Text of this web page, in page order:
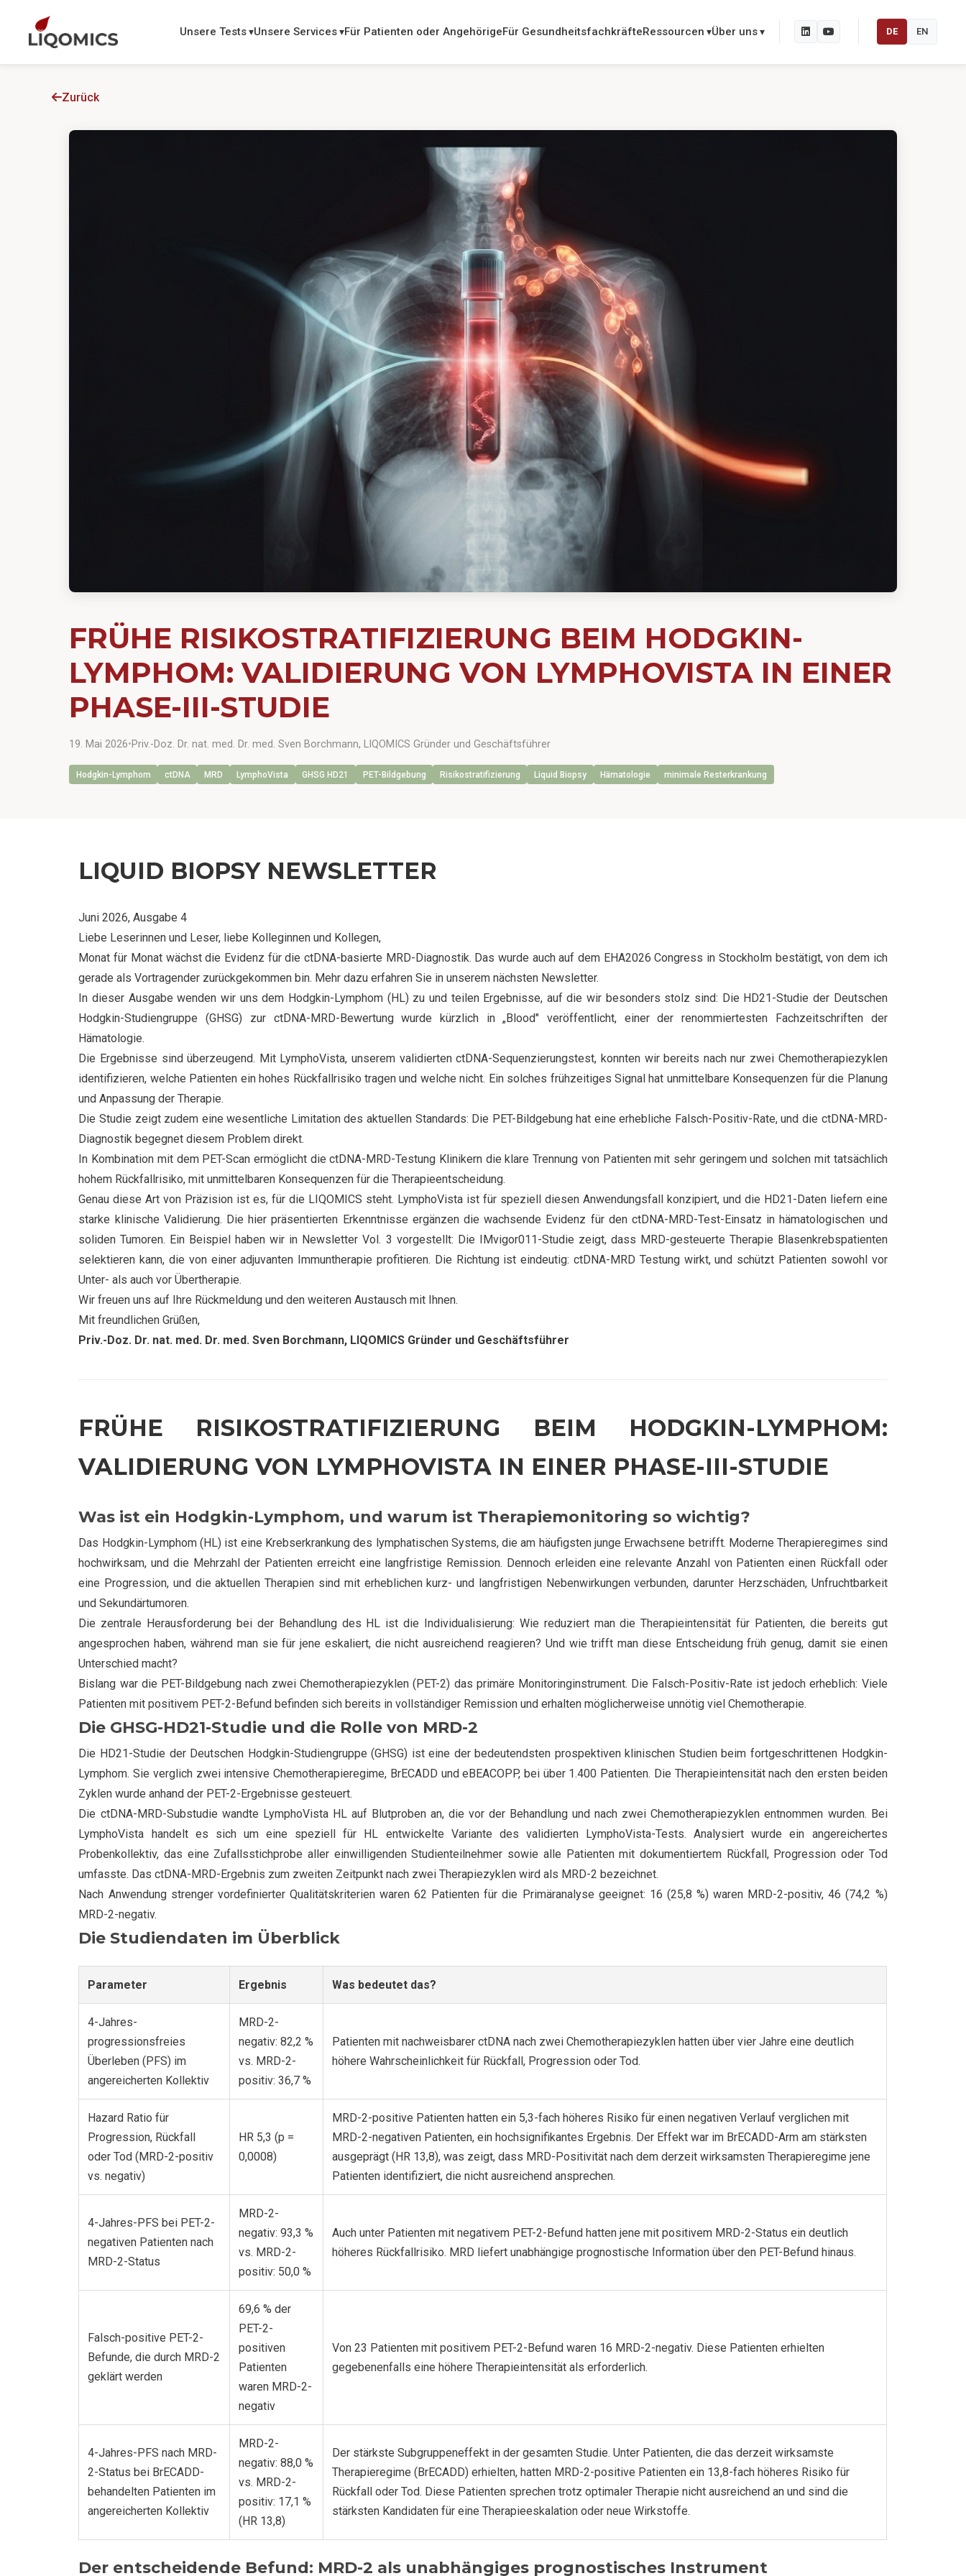
Unsere Tests Unsere Services Für Patienten oder AngehörigeFür GesundheitsfachkräfteRessourcen Über uns DE EN
Zurück
FRÜHE RISIKOSTRATIFIZIERUNG BEIM HODGKIN-
LYMPHOM: VALIDIERUNG VON LYMPHOVISTA IN EINER
PHASE-III-STUDIE
19. Mai 2026•Priv.-Doz. Dr. nat. med. Dr. med. Sven Borchmann, LIQOMICS Gründer und Geschäftsführer
Hodgkin-Lymphom ctDNA MRD LymphoVista GHSG HD21 PET-Bildgebung Risikostratifizierung Liquid Biopsy Hämatologie minimale Resterkrankung
LIQUID BIOPSY NEWSLETTER
Juni 2026, Ausgabe 4
Liebe Leserinnen und Leser, liebe Kolleginnen und Kollegen,
Monat für Monat wächst die Evidenz für die ctDNA-basierte MRD-Diagnostik. Das wurde auch auf dem EHA2026 Congress in Stockholm bestätigt, von dem ich
gerade als Vortragender zurückgekommen bin. Mehr dazu erfahren Sie in unserem nächsten Newsletter.
In dieser Ausgabe wenden wir uns dem Hodgkin-Lymphom (HL) zu und teilen Ergebnisse, auf die wir besonders stolz sind: Die HD21-Studie der Deutschen
Hodgkin-Studiengruppe (GHSG) zur ctDNA-MRD-Bewertung wurde kürzlich in „Blood" veröffentlicht, einer der renommiertesten Fachzeitschriften der
Hämatologie.
Die Ergebnisse sind überzeugend. Mit LymphoVista, unserem validierten ctDNA-Sequenzierungstest, konnten wir bereits nach nur zwei Chemotherapiezyklen
identifizieren, welche Patienten ein hohes Rückfallrisiko tragen und welche nicht. Ein solches frühzeitiges Signal hat unmittelbare Konsequenzen für die Planung
und Anpassung der Therapie.
Die Studie zeigt zudem eine wesentliche Limitation des aktuellen Standards: Die PET-Bildgebung hat eine erhebliche Falsch-Positiv-Rate, und die ctDNA-MRD-
Diagnostik begegnet diesem Problem direkt.
In Kombination mit dem PET-Scan ermöglicht die ctDNA-MRD-Testung Klinikern die klare Trennung von Patienten mit sehr geringem und solchen mit tatsächlich
hohem Rückfallrisiko, mit unmittelbaren Konsequenzen für die Therapieentscheidung.
Genau diese Art von Präzision ist es, für die LIQOMICS steht. LymphoVista ist für speziell diesen Anwendungsfall konzipiert, und die HD21-Daten liefern eine
starke klinische Validierung. Die hier präsentierten Erkenntnisse ergänzen die wachsende Evidenz für den ctDNA-MRD-Test-Einsatz in hämatologischen und
soliden Tumoren. Ein Beispiel haben wir in Newsletter Vol. 3 vorgestellt: Die IMvigor011-Studie zeigt, dass MRD-gesteuerte Therapie Blasenkrebspatienten
selektieren kann, die von einer adjuvanten Immuntherapie profitieren. Die Richtung ist eindeutig: ctDNA-MRD Testung wirkt, und schützt Patienten sowohl vor
Unter- als auch vor Übertherapie.
Wir freuen uns auf Ihre Rückmeldung und den weiteren Austausch mit Ihnen.
Mit freundlichen Grüßen,
Priv.-Doz. Dr. nat. med. Dr. med. Sven Borchmann, LIQOMICS Gründer und Geschäftsführer
FRÜHE RISIKOSTRATIFIZIERUNG BEIM HODGKIN-LYMPHOM:
VALIDIERUNG VON LYMPHOVISTA IN EINER PHASE-III-STUDIE
Was ist ein Hodgkin-Lymphom, und warum ist Therapiemonitoring so wichtig?
Das Hodgkin-Lymphom (HL) ist eine Krebserkrankung des lymphatischen Systems, die am häufigsten junge Erwachsene betrifft. Moderne Therapieregimes sind
hochwirksam, und die Mehrzahl der Patienten erreicht eine langfristige Remission. Dennoch erleiden eine relevante Anzahl von Patienten einen Rückfall oder
eine Progression, und die aktuellen Therapien sind mit erheblichen kurz- und langfristigen Nebenwirkungen verbunden, darunter Herzschäden, Unfruchtbarkeit
und Sekundärtumoren.
Die zentrale Herausforderung bei der Behandlung des HL ist die Individualisierung: Wie reduziert man die Therapieintensität für Patienten, die bereits gut
angesprochen haben, während man sie für jene eskaliert, die nicht ausreichend reagieren? Und wie trifft man diese Entscheidung früh genug, damit sie einen
Unterschied macht?
Bislang war die PET-Bildgebung nach zwei Chemotherapiezyklen (PET-2) das primäre Monitoringinstrument. Die Falsch-Positiv-Rate ist jedoch erheblich: Viele
Patienten mit positivem PET-2-Befund befinden sich bereits in vollständiger Remission und erhalten möglicherweise unnötig viel Chemotherapie.
Die GHSG-HD21-Studie und die Rolle von MRD-2
Die HD21-Studie der Deutschen Hodgkin-Studiengruppe (GHSG) ist eine der bedeutendsten prospektiven klinischen Studien beim fortgeschrittenen Hodgkin-
Lymphom. Sie verglich zwei intensive Chemotherapieregime, BrECADD und eBEACOPP, bei über 1.400 Patienten. Die Therapieintensität nach den ersten beiden
Zyklen wurde anhand der PET-2-Ergebnisse gesteuert.
Die ctDNA-MRD-Substudie wandte LymphoVista HL auf Blutproben an, die vor der Behandlung und nach zwei Chemotherapiezyklen entnommen wurden. Bei
LymphoVista handelt es sich um eine speziell für HL entwickelte Variante des validierten LymphoVista-Tests. Analysiert wurde ein angereichertes
Probenkollektiv, das eine Zufallsstichprobe aller einwilligenden Studienteilnehmer sowie alle Patienten mit dokumentiertem Rückfall, Progression oder Tod
umfasste. Das ctDNA-MRD-Ergebnis zum zweiten Zeitpunkt nach zwei Therapiezyklen wird als MRD-2 bezeichnet.
Nach Anwendung strenger vordefinierter Qualitätskriterien waren 62 Patienten für die Primäranalyse geeignet: 16 (25,8 %) waren MRD-2-positiv, 46 (74,2 %)
MRD-2-negativ.
Die Studiendaten im Überblick
Parameter Ergebnis Was bedeutet das?
4-Jahres-
progressionsfreies
Überleben (PFS) im
angereicherten Kollektiv
MRD-2-
negativ: 82,2 %
vs. MRD-2-
positiv: 36,7 %
Patienten mit nachweisbarer ctDNA nach zwei Chemotherapiezyklen hatten über vier Jahre eine deutlich
höhere Wahrscheinlichkeit für Rückfall, Progression oder Tod.
Hazard Ratio für
Progression, Rückfall
oder Tod (MRD-2-positiv
vs. negativ)
HR 5,3 (p =
0,0008)
MRD-2-positive Patienten hatten ein 5,3-fach höheres Risiko für einen negativen Verlauf verglichen mit
MRD-2-negativen Patienten, ein hochsignifikantes Ergebnis. Der Effekt war im BrECADD-Arm am stärksten
ausgeprägt (HR 13,8), was zeigt, dass MRD-Positivität nach dem derzeit wirksamsten Therapieregime jene
Patienten identifiziert, die nicht ausreichend ansprechen.
4-Jahres-PFS bei PET-2-
negativen Patienten nach
MRD-2-Status
MRD-2-
negativ: 93,3 %
vs. MRD-2-
positiv: 50,0 %
Auch unter Patienten mit negativem PET-2-Befund hatten jene mit positivem MRD-2-Status ein deutlich
höheres Rückfallrisiko. MRD liefert unabhängige prognostische Information über den PET-Befund hinaus.
Falsch-positive PET-2-
Befunde, die durch MRD-2
geklärt werden
69,6 % der
PET-2-
positiven
Patienten
waren MRD-2-
negativ
Von 23 Patienten mit positivem PET-2-Befund waren 16 MRD-2-negativ. Diese Patienten erhielten
gegebenenfalls eine höhere Therapieintensität als erforderlich.
4-Jahres-PFS nach MRD-
2-Status bei BrECADD-
behandelten Patienten im
angereicherten Kollektiv
MRD-2-
negativ: 88,0 %
vs. MRD-2-
positiv: 17,1 %
(HR 13,8)
Der stärkste Subgruppeneffekt in der gesamten Studie. Unter Patienten, die das derzeit wirksamste
Therapieregime (BrECADD) erhielten, hatten MRD-2-positive Patienten ein 13,8-fach höheres Risiko für
Rückfall oder Tod. Diese Patienten sprechen trotz optimaler Therapie nicht ausreichend an und sind die
stärksten Kandidaten für eine Therapieeskalation oder neue Wirkstoffe.
Der entscheidende Befund: MRD-2 als unabhängiges prognostisches Instrument